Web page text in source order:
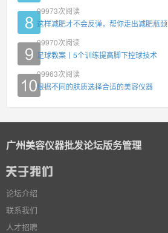
99973次阅读
这样减肥才不会反弹，帮你走出减肥瓶颈
99970次阅读
足球教案丨5个训练提高脚下控球技术
99963次阅读
根据不同的肤质选择合适的美容仪器
广州美容仪器批发论坛版务管理
论坛介绍
联系我们
人才招聘